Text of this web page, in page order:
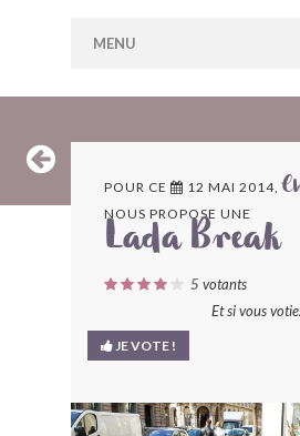
MENU
ARCHIVES
LES CONTRIBUTEURS
LE BLOG
BONJOURLAVIEILLE ?
POUR CE 12 MAI 2014,
NOUS PROPOSE UNE
Lada Break
5 votants
Et si vous
JE VOTE !